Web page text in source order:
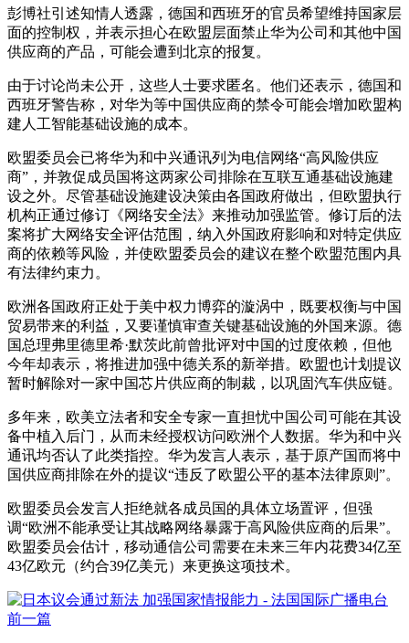
彭博社引述知情人透露，德国和西班牙的官员希望维持国家层
面的控制权，并表示担心在欧盟层面禁止华为公司和其他中国
供应商的产品，可能会遭到北京的报复。
由于讨论尚未公开，这些人士要求匿名。他们还表示，德国和
西班牙警告称，对华为等中国供应商的禁令可能会增加欧盟构
建人工智能基础设施的成本。
欧盟委员会已将华为和中兴通讯列为电信网络“高风险供应
商”，并敦促成员国将这两家公司排除在互联互通基础设施建
设之外。尽管基础设施建设决策由各国政府做出，但欧盟执行
机构正通过修订《网络安全法》来推动加强监管。修订后的法
案将扩大网络安全评估范围，纳入外国政府影响和对特定供应
商的依赖等风险，并使欧盟委员会的建议在整个欧盟范围内具
有法律约束力。
欧洲各国政府正处于美中权力博弈的漩涡中，既要权衡与中国
贸易带来的利益，又要谨慎审查关键基础设施的外国来源。德
国总理弗里德里希·默茨此前曾批评对中国的过度依赖，但他
今年却表示，将推进加强中德关系的新举措。欧盟也计划提议
暂时解除对一家中国芯片供应商的制裁，以巩固汽车供应链。
多年来，欧美立法者和安全专家一直担忧中国公司可能在其设
备中植入后门，从而未经授权访问欧洲个人数据。华为和中兴
通讯均否认了此类指控。华为发言人表示，基于原产国而将中
国供应商排除在外的提议“违反了欧盟公平的基本法律原则”。
欧盟委员会发言人拒绝就各成员国的具体立场置评，但强
调“欧洲不能承受让其战略网络暴露于高风险供应商的后果”。
欧盟委员会估计，移动通信公司需要在未来三年内花费34亿至
43亿欧元（约合39亿美元）来更换这项技术。
前一篇